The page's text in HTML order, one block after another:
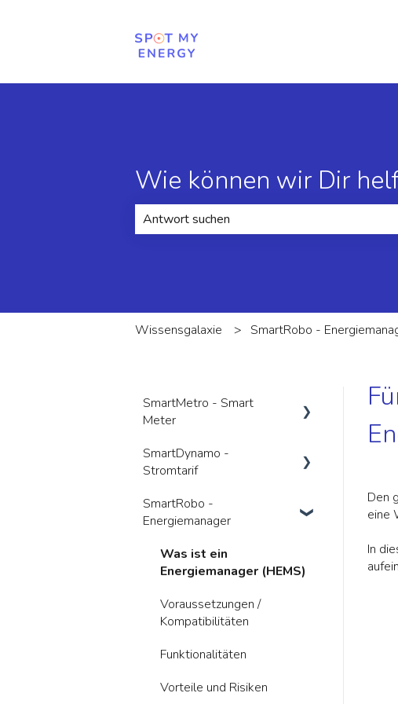
Wie können wir Dir
Wissensgalaxie SmartRobo -
Den
eine
In
SmartMetro - Smart
Meter
Was ist ein Smart Meter
Wer kümmert sich um was
Gesetzliche Anforderungen
SmartDynamo -
Stromtarif
Was ist ein dynamischer
Tarif
Anbieterwechsel
bestmöglich
SmartRobo -
Energiemanager
Was ist ein
Energiemanager (HEMS)
Voraussetzungen /
Kompatibilitäten
Funktionalitäten
Vorteile und Risiken